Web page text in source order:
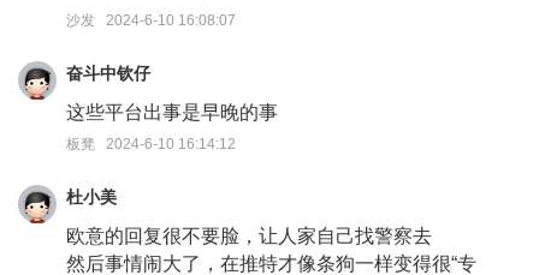
沙发 2024-6-10 16:08:07
奋斗中钦仔
这些平台出事是早晚的事
板凳 2024-6-10 16:14:12
杜小美
欧意的回复很不要脸，让人家自己找警察去
然后事情闹大了，在推特才像条狗一样变得很“专